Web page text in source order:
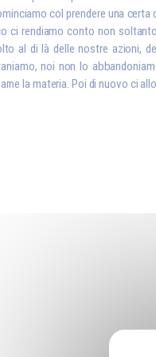
col prendere una
ci rendiamo conto non
al di là delle nostre azioni,
noi non lo
la materia. Poi di nuovo ci